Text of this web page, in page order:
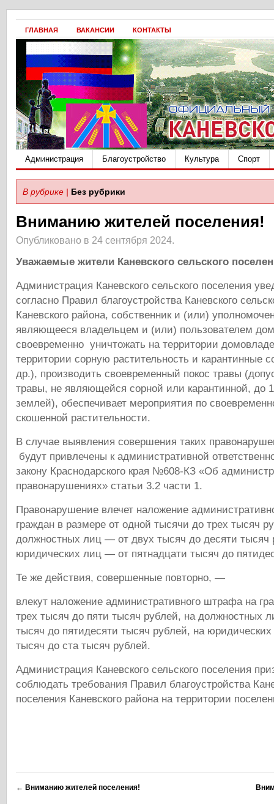
ГЛАВНАЯ ВАКАНСИИ КОНТАКТЫ
Администрация Благоустройство Культура Спорт
В рубрике | Без рубрики
Вниманию жителей поселения!
Опубликовано в 24 сентября 2024.
Уважаемые жители Каневского сельского
Администрация Каневского сельского поселения
согласно Правил благоустройства Каневского
Каневского района, собственник и (или)
являющееся владельцем и (или) пользователем
своевременно уничтожать на территории
территории сорную растительность и карантинные
др.), производить своевременный покос травы
травы, не являющейся сорной или карантинной, до
землей), обеспечивает мероприятия по
скошенной растительности.
В случае выявления совершения таких
будут привлечены к административной
закону Краснодарского края №608-КЗ «Об
правонарушениях» статьи 3.2 части 1.
Правонарушение влечет наложение
граждан в размере от одной тысячи до трех тысяч
должностных лиц — от двух тысяч до десяти тысяч
юридических лиц — от пятнадцати тысяч до
Те же действия, совершенные повторно, —
влекут наложение административного штрафа на
трех тысяч до пяти тысяч рублей, на должностных
тысяч до пятидесяти тысяч рублей, на
тысяч до ста тысяч рублей.
Администрация Каневского сельского поселения
соблюдать требования Правил благоустройства
поселения Каневского района на территории
← Вниманию жителей поселения!